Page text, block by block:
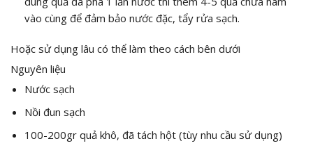
vào cùng để đảm bảo nước đặc, tẩy rửa sạch.
Hoặc sử dụng lâu có thể làm theo cách bên dưới
Nguyên liệu
Nước sạch
Nồi đun sạch
100-200gr quả khô, đã tách hột (tùy nhu cầu sử dụng)